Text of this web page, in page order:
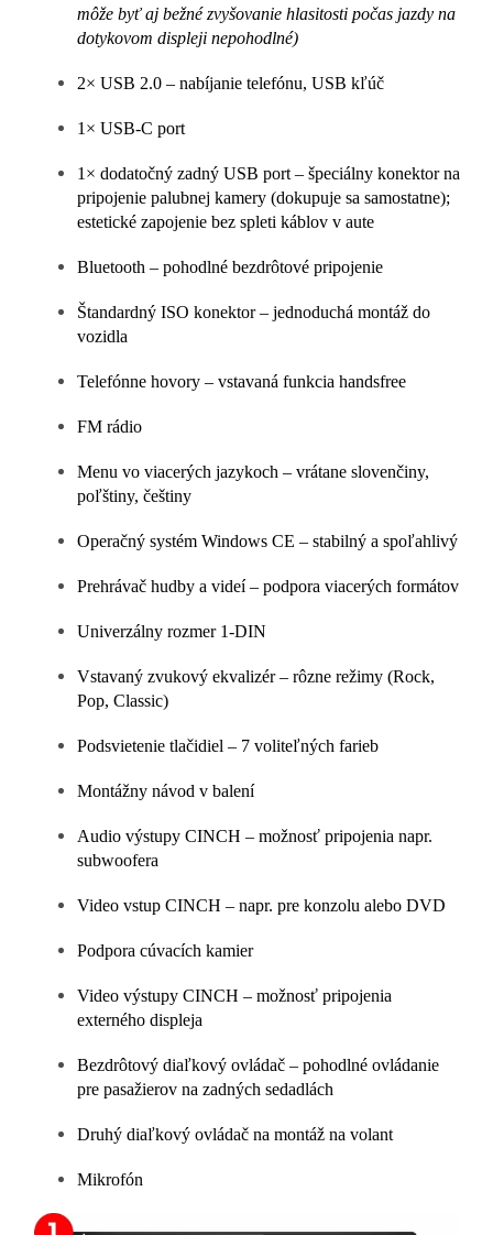
môže byť aj bežné zvyšovanie hlasitosti počas jazdy na
dotykovom displeji nepohodlné)
2× USB 2.0 – nabíjanie telefónu, USB kľúč
1× USB-C port
1× dodatočný zadný USB port – špeciálny konektor na
pripojenie palubnej kamery (dokupuje sa samostatne);
estetické zapojenie bez spleti káblov v aute
Bluetooth – pohodlné bezdrôtové pripojenie
Štandardný ISO konektor – jednoduchá montáž do
vozidla
Telefónne hovory – vstavaná funkcia handsfree
FM rádio
Menu vo viacerých jazykoch – vrátane slovenčiny,
poľštiny, češtiny
Operačný systém Windows CE – stabilný a spoľahlivý
Prehrávač hudby a videí – podpora viacerých formátov
Univerzálny rozmer 1-DIN
Vstavaný zvukový ekvalizér – rôzne režimy (Rock,
Pop, Classic)
Podsvietenie tlačidiel – 7 voliteľných farieb
Montážny návod v balení
Audio výstupy CINCH – možnosť pripojenia napr.
subwoofera
Video vstup CINCH – napr. pre konzolu alebo DVD
Podpora cúvacích kamier
Video výstupy CINCH – možnosť pripojenia
externého displeja
Bezdrôtový diaľkový ovládač – pohodlné ovládanie
pre pasažierov na zadných sedadlách
Druhý diaľkový ovládač na montáž na volant
Mikrofón